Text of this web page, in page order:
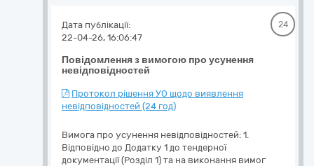
Повідомлення з вимогою про усунення
невідповідностей
Дата публікації:
22-04-26, 16:06:47
24
Протокол рішення УО щодо виявлення
невідповідностей (24 год)
Вимога про усунення невідповідностей: 1.
Відповідно до Додатку 1 до тендерної
документації (Розділ 1) та на виконання вимог